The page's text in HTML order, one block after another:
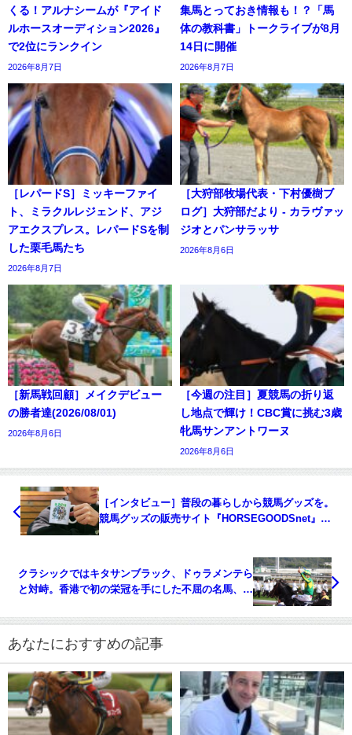
くる！アルナシームが『アイド
ルホースオーディション2026』
で2位にランクイン
2026年8月7日
集馬とっておき情報も！？「馬
体の教科書」トークライブが8月
14日に開催
2026年8月7日
［レパードS］ミッキーファイ
ト、ミラクルレジェンド、アジ
アエクスプレス。レパードSを制
した栗毛馬たち
2026年8月7日
［大狩部牧場代表・下村優樹ブ
ログ］大狩部だより - カラヴァッ
ジオとパンサラッサ
2026年8月6日
［新馬戦回顧］メイクデビュー
の勝者達(2026/08/01)
2026年8月6日
［今週の注目］夏競馬の折り返
し地点で輝け！CBC賞に挑む3歳
牝馬サンアントワーヌ
2026年8月6日
［インタビュー］普段の暮らしから競馬グッズを。
競馬グッズの販売サイト『HORSEGOODSnet』代
クラシックではキタサンブラック、ドゥラメンテら
と対峙。香港で初の栄冠を手にした不屈の名馬、サ
あなたにおすすめの記事